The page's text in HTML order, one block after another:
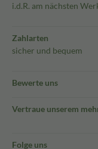
i.d.R. am nächsten
Zahlarten
sicher und bequem
Bewerte uns
Vertraue unserem
Folge uns